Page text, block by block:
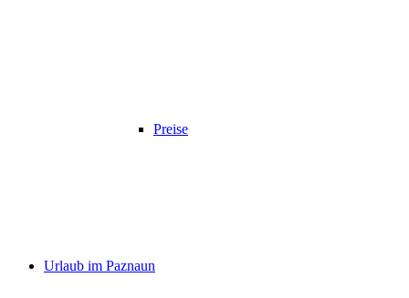
Preise
Urlaub im Paznaun